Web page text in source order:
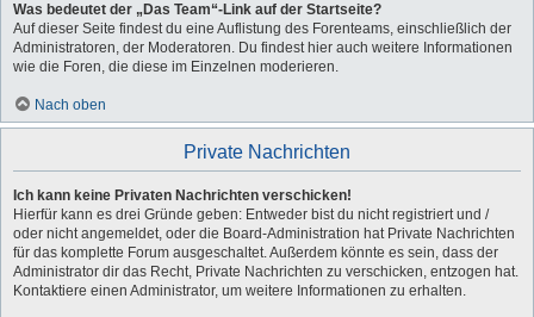
Was bedeutet der „Das Team“-Link auf der Startseite?
Auf dieser Seite findest du eine Auflistung des Forenteams, einschließlich der
Administratoren, der Moderatoren. Du findest hier auch weitere Informationen
wie die Foren, die diese im Einzelnen moderieren.
Nach oben
Private Nachrichten
Ich kann keine Privaten Nachrichten verschicken!
Hierfür kann es drei Gründe geben: Entweder bist du nicht registriert und /
oder nicht angemeldet, oder die Board-Administration hat Private Nachrichten
für das komplette Forum ausgeschaltet. Außerdem könnte es sein, dass der
Administrator dir das Recht, Private Nachrichten zu verschicken, entzogen hat.
Kontaktiere einen Administrator, um weitere Informationen zu erhalten.